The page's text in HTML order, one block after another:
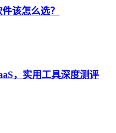
该怎么选？
，实用工具深度测评